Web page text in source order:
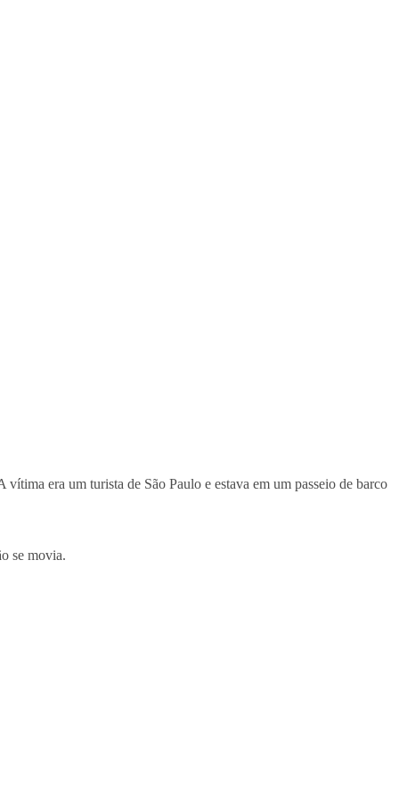
vítima era um turista de São Paulo e estava em um passeio de barco
se movia.